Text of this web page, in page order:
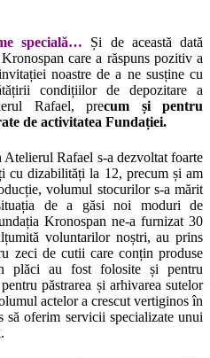
specială… Și de această dată
care a răspuns pozitiv a
noastre de a ne susține cu
condițiilor de depozitare a
Rafael, precum și pentru
de activitatea Fundației.
Rafael s-a dezvoltat foarte
cu dizabilități la 12, precum și am
volumul stocurilor s-a mărit
de a găsi noi moduri de
Kronospan ne-a furnizat 30
voluntarilor noștri, au prins
zeci de cutii care conțin produse
plăci au fost folosite și pentru
păstrarea și arhivarea sutelor
actelor a crescut vertiginos în
oferim servicii specializate unui